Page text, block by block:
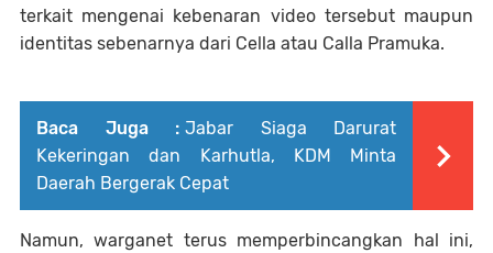
terkait mengenai kebenaran video tersebut maupun
identitas sebenarnya dari Cella atau Calla Pramuka.
Baca Juga : Jabar Siaga Darurat
Kekeringan dan Karhutla, KDM Minta
Daerah Bergerak Cepat
Namun, warganet terus memperbincangkan hal ini,